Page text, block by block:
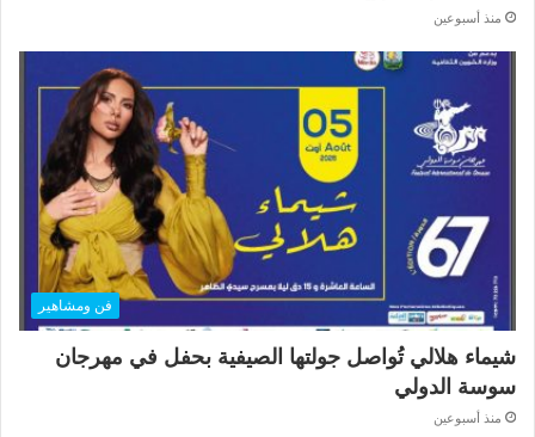
منذ أسبوعين
فن ومشاهير
شيماء هلالي تُواصل جولتها الصيفية بحفل في مهرجان
سوسة الدولي
منذ أسبوعين